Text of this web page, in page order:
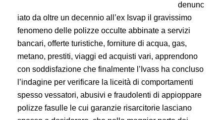
denunc
iato da oltre un decennio all’ex Isvap il gravissimo
fenomeno delle polizze occulte abbinate a servizi
bancari, offerte turistiche, forniture di acqua, gas,
metano, prestiti, viaggi ed acquisti vari, apprendono
con soddisfazione che finalmente l’Ivass ha concluso
l’indagine per verificare la liceità di comportamenti
spesso vessatori, abusivi e fraudolenti di appioppare
polizze fasulle le cui garanzie risarcitorie lasciano